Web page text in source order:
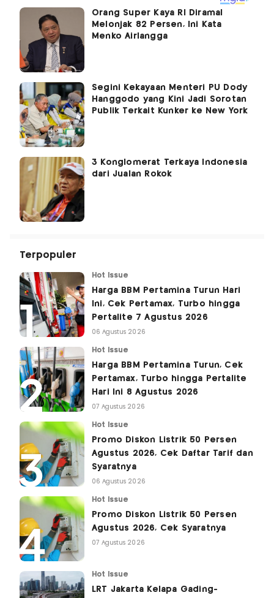
Orang Super Kaya RI Diramal
Melonjak 82 Persen, Ini Kata
Menko Airlangga
Segini Kekayaan Menteri PU Dody
Hanggodo yang Kini Jadi Sorotan
Publik Terkait Kunker ke New York
3 Konglomerat Terkaya Indonesia
dari Jualan Rokok
Terpopuler
Hot Issue
Harga BBM Pertamina Turun Hari
Ini, Cek Pertamax, Turbo hingga
Pertalite 7 Agustus 2026
06 Agustus 2026
Hot Issue
Harga BBM Pertamina Turun, Cek
Pertamax, Turbo hingga Pertalite
Hari Ini 8 Agustus 2026
07 Agustus 2026
Hot Issue
Promo Diskon Listrik 50 Persen
Agustus 2026, Cek Daftar Tarif dan
Syaratnya
06 Agustus 2026
Hot Issue
Promo Diskon Listrik 50 Persen
Agustus 2026, Cek Syaratnya
07 Agustus 2026
Hot Issue
LRT Jakarta Kelapa Gading-